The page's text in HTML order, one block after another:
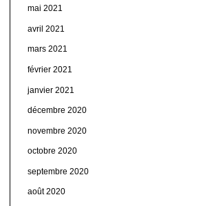
mai 2021
avril 2021
mars 2021
février 2021
janvier 2021
décembre 2020
novembre 2020
octobre 2020
septembre 2020
août 2020